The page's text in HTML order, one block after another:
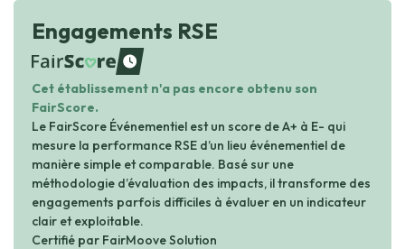
Engagements RSE
waiting
Cet établissement n'a pas encore obtenu son
FairScore.
Le FairScore Événementiel est un score de A+ à E- qui
mesure la performance RSE d’un lieu événementiel de
manière simple et comparable. Basé sur une
méthodologie d’évaluation des impacts, il transforme des
engagements parfois difficiles à évaluer en un indicateur
clair et exploitable.
Certifié par FairMoove Solution